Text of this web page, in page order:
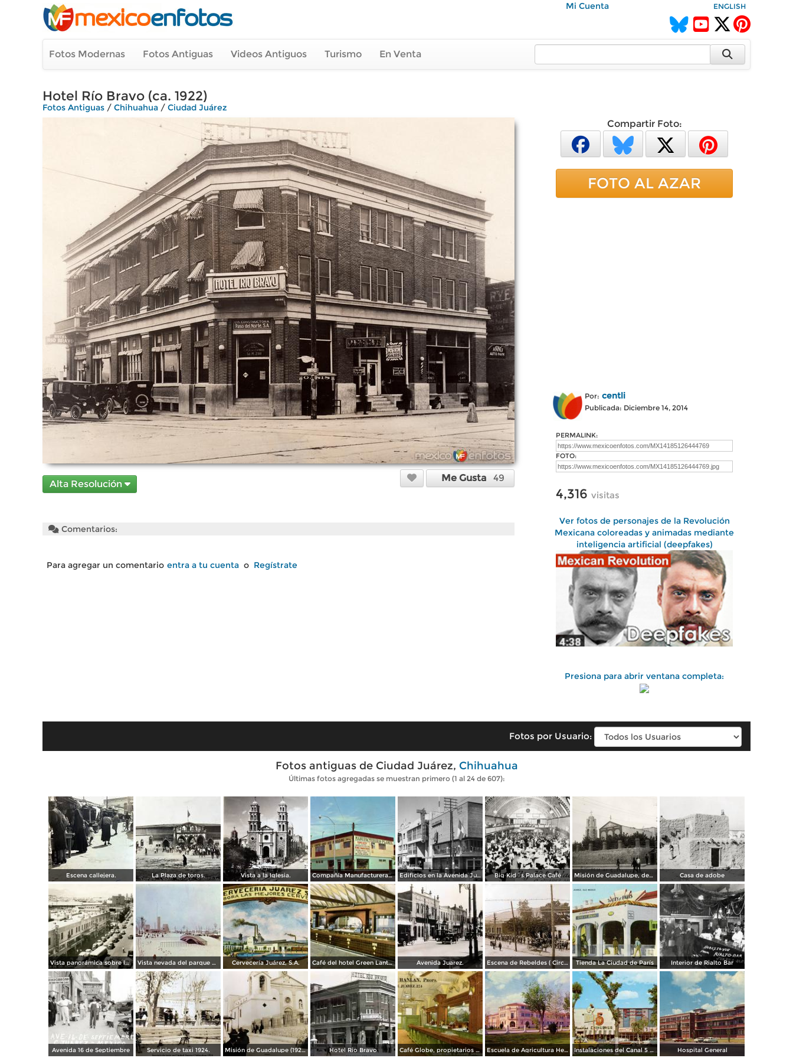
Mi Cuenta ENGLISH
Fotos Modernas Fotos Antiguas Videos Antiguos Turismo En Venta
Hotel Río Bravo (ca. 1922)
Fotos Antiguas / Chihuahua / Ciudad Juárez
Alta Resolución
Me Gusta 49
Comentarios:
Para agregar un comentario entra a tu cuenta o Regístrate
Compartir Foto:
FOTO AL AZAR
Por: centli
Publicada: Diciembre 14, 2014
PERMALINK:
FOTO:
4,316 visitas
Ver fotos de personajes de la Revolución
Mexicana coloreadas y animadas mediante
inteligencia artificial (deepfakes)
Presiona para abrir ventana completa:
Fotos por Usuario:
Fotos antiguas de Ciudad Juárez, Chihuahua
Últimas fotos agregadas se muestran primero (1 al 24 de 607):
Escena callejera. La Plaza de toros. Vista a la Iglesia. Compañía Manufacturera Plamex, en el cruce de Insurgentes y Paraguay Edificios en la Avenida Juárez Big Kid´s Palace Café Misión de Guadalupe, depúes de la toma de Ciudad Juárez, durante la Revolución Mexicana Casa de adobe
Vista panorámica sobre la Avenida 16 de Septiembre Vista nevada del parque El Chamizal Cervecería Juárez, S.A. Café del hotel Green Lantern Inn Avenida Juarez. Escena de Rebeldes ( Circulada el 8 de Diciembre de 1913 ). Tienda La Ciudad de París Interior de Rialto Bar
Avenida 16 de Septiembre Servicio de taxi 1924. Misión de Guadalupe (1924) Hotel Rio Bravo Café Globe, propietarios Mooney & Hanlan Escuela de Agricultura Hermanos Escobar Instalaciones del Canal 5 XEJ TV Hospital General